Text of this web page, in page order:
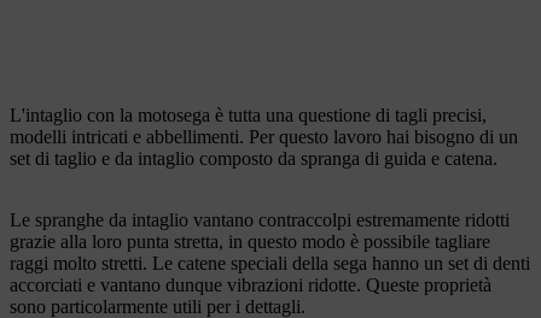
L'intaglio con la motosega è tutta una questione di tagli precisi,
modelli intricati e abbellimenti. Per questo lavoro hai bisogno di un
set di taglio e da intaglio composto da spranga di guida e catena.
Le spranghe da intaglio vantano contraccolpi estremamente ridotti
grazie alla loro punta stretta, in questo modo è possibile tagliare
raggi molto stretti. Le catene speciali della sega hanno un set di denti
accorciati e vantano dunque vibrazioni ridotte. Queste proprietà
sono particolarmente utili per i dettagli.